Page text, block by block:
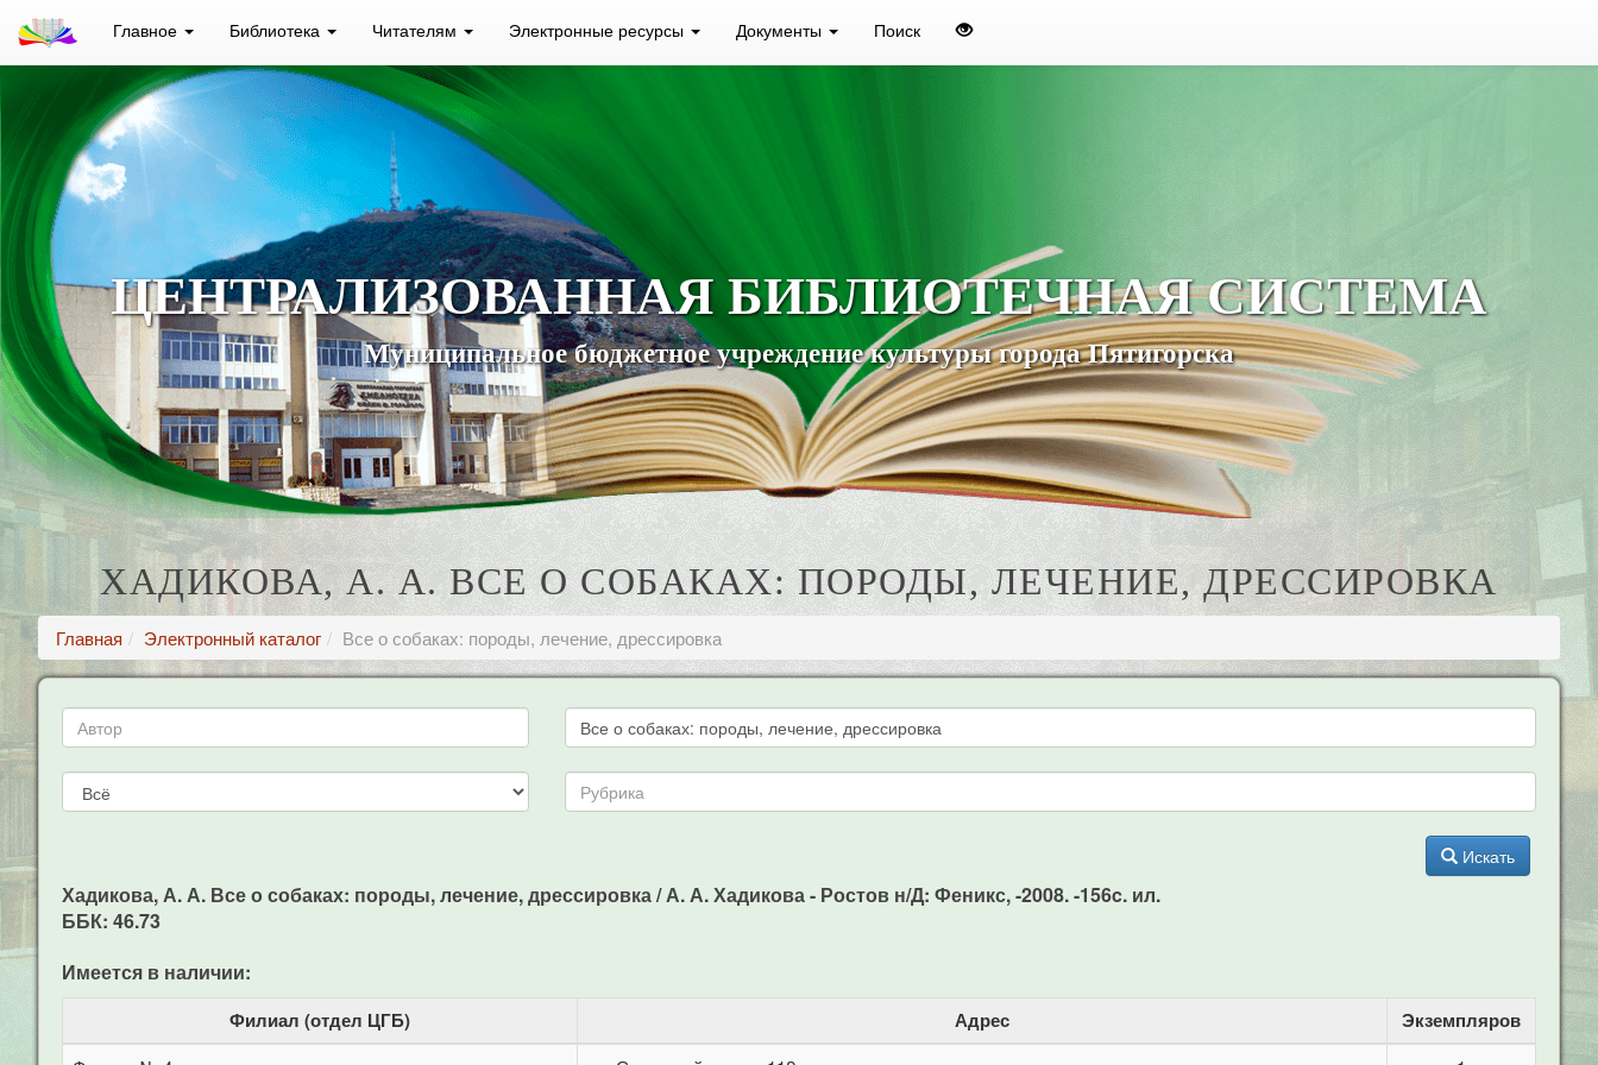
Главное Библиотека Читателям Электронные ресурсы Документы Поиск
ЦЕНТРАЛИЗОВАННАЯ БИБЛИОТЕЧНАЯ СИСТЕМА
Муниципальное бюджетное учреждение культуры города Пятигорска
ХАДИКОВА, А. А. ВСЕ О СОБАКАХ: ПОРОДЫ, ЛЕЧЕНИЕ, ДРЕССИРОВКА
Главная Электронный каталог Все о собаках: породы, лечение, дрессировка
Искать
Хадикова, А. А. Все о собаках: породы, лечение, дрессировка / А. А. Хадикова - Ростов н/Д: Феникс, -2008. -156c. ил.
ББК: 46.73
Имеется в наличии:
Филиал (отдел ЦГБ) Адрес Экземпляров